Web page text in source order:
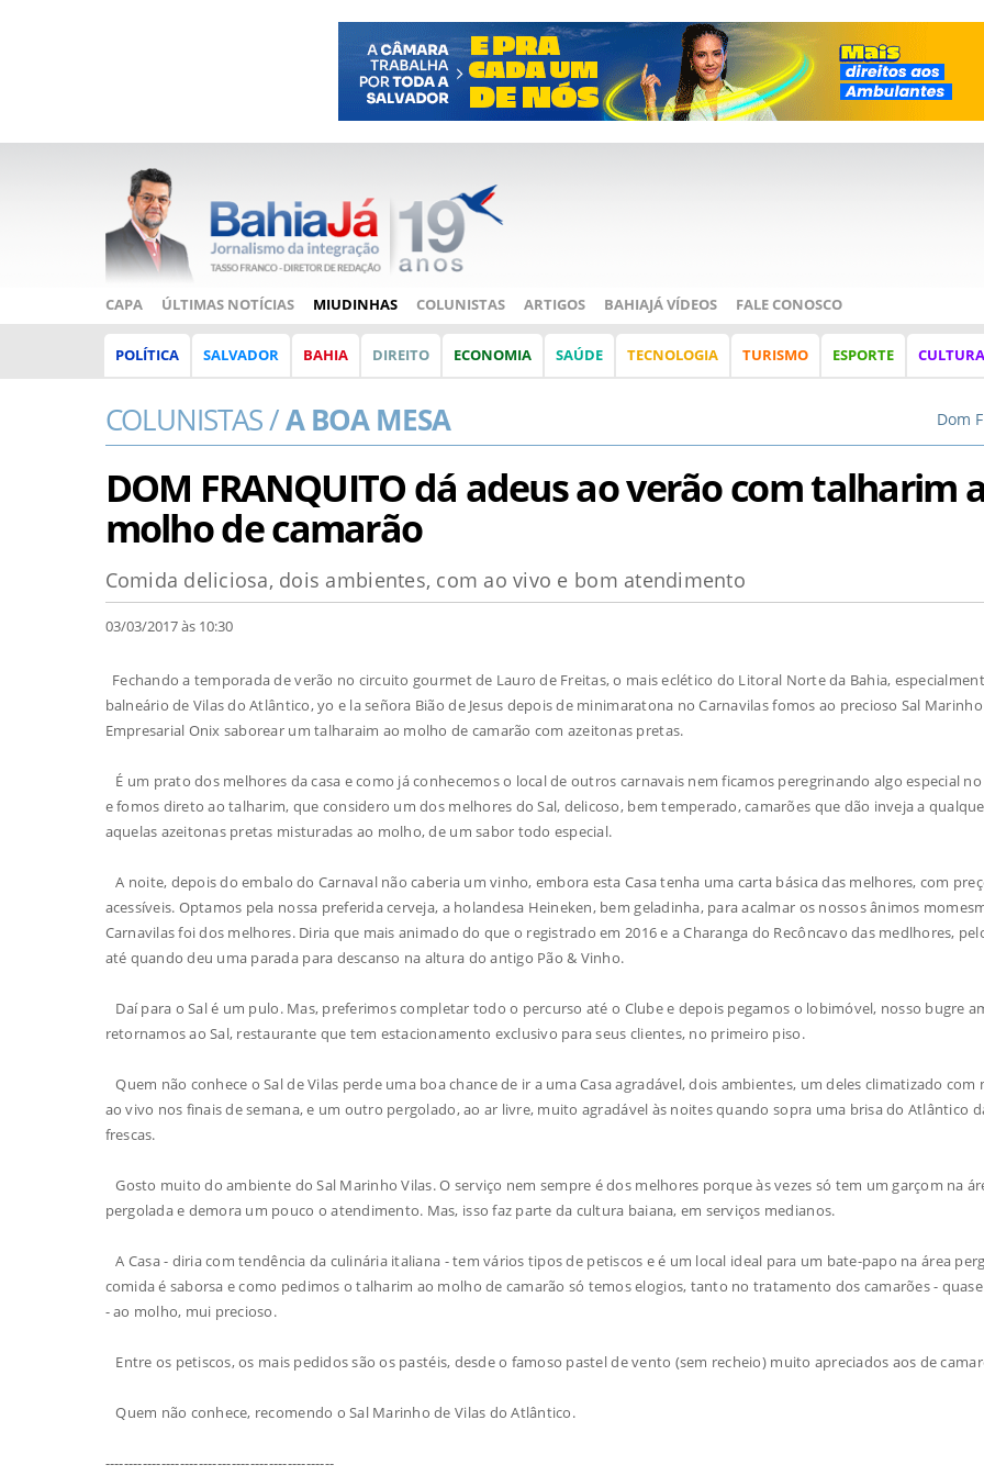
CAPA ÚLTIMAS NOTÍCIAS MIUDINHAS COLUNISTAS ARTIGOS BAHIAJÁ VÍDEOS FALE CONOSCO
POLÍTICA SALVADOR BAHIA DIREITO ECONOMIA SAÚDE TECNOLOGIA TURISMO ESPORTE CULTURA
COLUNISTAS /A BOA MESA Dom
DOM FRANQUITO dá adeus ao verão com talharim
molho de camarão
Comida deliciosa, dois ambientes, com ao vivo e bom atendimento
03/03/2017 às 10:30
Fechando a temporada de verão no circuito gourmet de Lauro de Freitas, o mais eclético do Litoral Norte da Bahia,
balneário de Vilas do Atlântico, yo e la señora Bião de Jesus depois de minimaratona no Carnavilas fomos ao precioso Sal
Empresarial Onix saborear um talharaim ao molho de camarão com azeitonas pretas.
É um prato dos melhores da casa e como já conhecemos o local de outros carnavais nem ficamos peregrinando algo especial
e fomos direto ao talharim, que considero um dos melhores do Sal, delicoso, bem temperado, camarões que dão inveja a
aquelas azeitonas pretas misturadas ao molho, de um sabor todo especial.
A noite, depois do embalo do Carnaval não caberia um vinho, embora esta Casa tenha uma carta básica das melhores, com
acessíveis. Optamos pela nossa preferida cerveja, a holandesa Heineken, bem geladinha, para acalmar os nossos ânimos
Carnavilas foi dos melhores. Diria que mais animado do que o registrado em 2016 e a Charanga do Recôncavo das medlhores,
até quando deu uma parada para descanso na altura do antigo Pão & Vinho.
Daí para o Sal é um pulo. Mas, preferimos completar todo o percurso até o Clube e depois pegamos o lobimóvel, nosso bugre
retornamos ao Sal, restaurante que tem estacionamento exclusivo para seus clientes, no primeiro piso.
Quem não conhece o Sal de Vilas perde uma boa chance de ir a uma Casa agradável, dois ambientes, um deles climatizado com
ao vivo nos finais de semana, e um outro pergolado, ao ar livre, muito agradável às noites quando sopra uma brisa do Atlântico
frescas.
Gosto muito do ambiente do Sal Marinho Vilas. O serviço nem sempre é dos melhores porque às vezes só tem um garçom na
pergolada e demora um pouco o atendimento. Mas, isso faz parte da cultura baiana, em serviços medianos.
A Casa - diria com tendência da culinária italiana - tem vários tipos de petiscos e é um local ideal para um bate-papo na área
comida é saborsa e como pedimos o talharim ao molho de camarão só temos elogios, tanto no tratamento dos camarões -
- ao molho, mui precioso.
Entre os petiscos, os mais pedidos são os pastéis, desde o famoso pastel de vento (sem recheio) muito apreciados aos de
Quem não conhece, recomendo o Sal Marinho de Vilas do Atlântico.
-------------------------------------------------